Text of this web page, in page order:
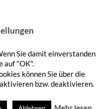
—HOCH ↑
Sie damit einverstanden
auf "OK".
können Sie über die
bzw. deaktivieren.